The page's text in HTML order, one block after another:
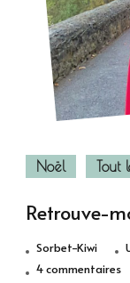
Noël Tout
Retrouve-
Sorbet-Kiwi
4 commentairessur